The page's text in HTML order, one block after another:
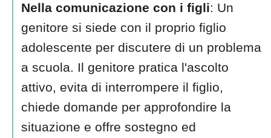
Nella comunicazione con i figli: Un
genitore si siede con il proprio figlio
adolescente per discutere di un problema
a scuola. Il genitore pratica l'ascolto
attivo, evita di interrompere il figlio,
chiede domande per approfondire la
situazione e offre sostegno ed